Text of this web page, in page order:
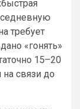
требует
«гонять»
15–20
на связи до